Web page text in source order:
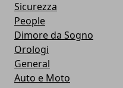
Sicurezza
People
Dimore da Sogno
Orologi
General
Auto e Moto